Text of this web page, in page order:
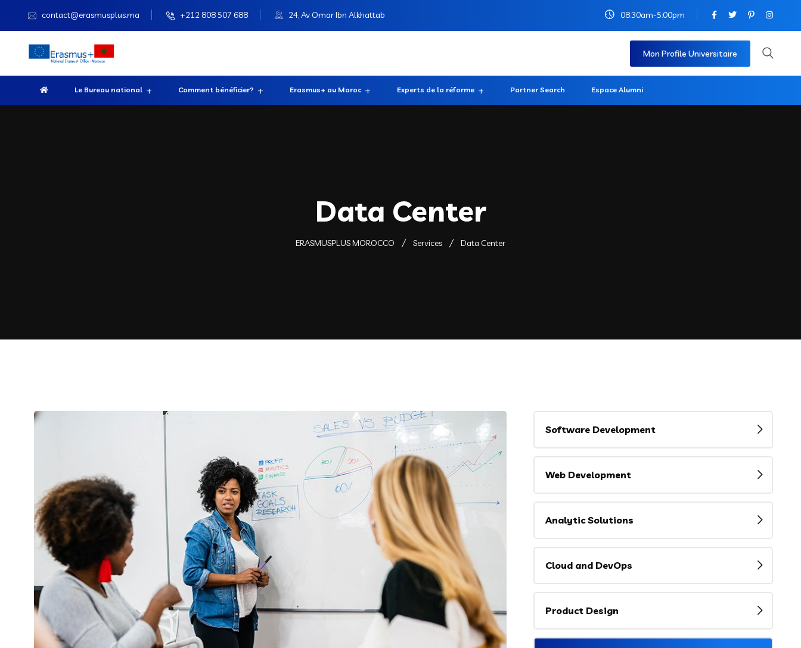
contact@erasmusplus.ma +212 808 507 688 24, Av Omar Ibn Alkhattab 08:30am-5:00pm
Mon Profile Universitaire
Le Bureau national Comment bénéficier? Erasmus+ au Maroc Experts de la réforme Partner Search Espace Alumni
Data Center
ERASMUSPLUS MOROCCO Services Data Center
Software Development
Web Development
Analytic Solutions
Cloud and DevOps
Product Design